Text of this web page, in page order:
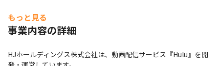
もっと見る
事業内容の詳細
HJホールディングス株式会社は、動画配信サービス『Hulu』を開